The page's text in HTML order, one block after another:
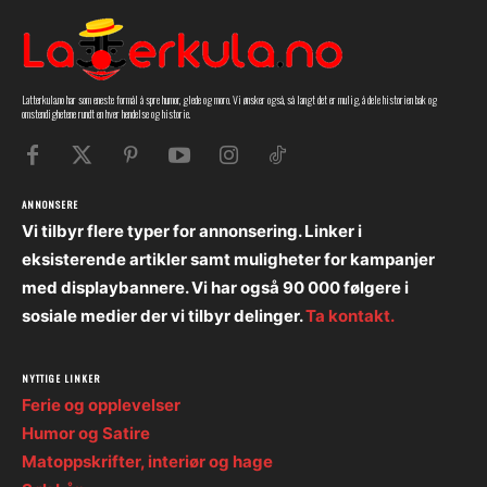
Latterkula.no har som eneste formål å spre humor, glede og moro. Vi ønsker også, så langt det er mulig, å dele historien bak og
omstendighetene rundt en hver hendelse og historie.
ANNONSERE
Vi tilbyr flere typer for annonsering. Linker i
eksisterende artikler samt muligheter for kampanjer
med displaybannere. Vi har også 90 000 følgere i
sosiale medier der vi tilbyr delinger.Ta kontakt.
NYTTIGE LINKER
Ferie og opplevelser
Humor og Satire
Matoppskrifter, interiør og hage